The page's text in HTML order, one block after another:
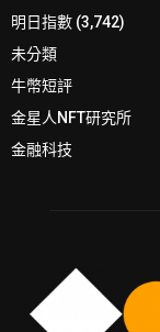
明日指數 (3,742)
未分類
牛幣短評
金星人NFT研究所
金融科技